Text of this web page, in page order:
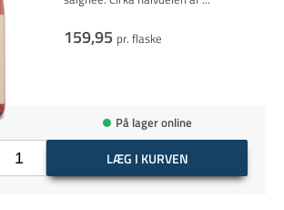
159,95 pr. flaske
På lager online
LÆG I KURVEN